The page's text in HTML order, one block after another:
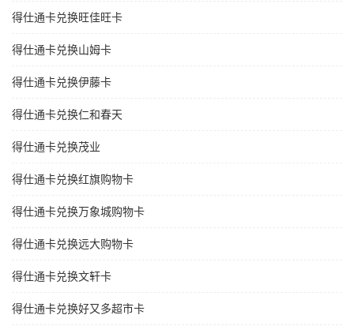
得仕通卡兑换旺佳旺卡
得仕通卡兑换山姆卡
得仕通卡兑换伊藤卡
得仕通卡兑换仁和春天
得仕通卡兑换茂业
得仕通卡兑换红旗购物卡
得仕通卡兑换万象城购物卡
得仕通卡兑换远大购物卡
得仕通卡兑换文轩卡
得仕通卡兑换好又多超市卡